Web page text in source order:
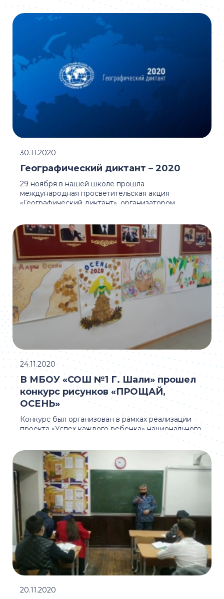
29 ноября в нашей школе прошла
международная просветительская акция
«Географический диктант», организатором
Географический диктант – 2020
30.11.2020
Конкурс был организован в рамках реализации
проекта «Успех каждого ребенка» национального
В МБОУ «СОШ №1 Г. Шали» прошел
конкурс рисунков «ПРОЩАЙ,
ОСЕНЬ»
24.11.2020
20.11.2020